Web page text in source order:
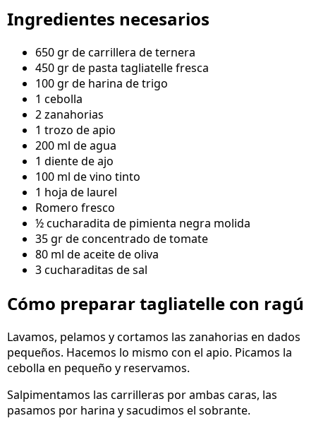
Ingredientes necesarios
650 gr de carrillera de ternera
450 gr de pasta tagliatelle fresca
100 gr de harina de trigo
1 cebolla
2 zanahorias
1 trozo de apio
200 ml de agua
1 diente de ajo
100 ml de vino tinto
1 hoja de laurel
Romero fresco
½ cucharadita de pimienta negra molida
35 gr de concentrado de tomate
80 ml de aceite de oliva
3 cucharaditas de sal
Cómo preparar tagliatelle con ragú
Lavamos, pelamos y cortamos las zanahorias en dados
pequeños. Hacemos lo mismo con el apio. Picamos la
cebolla en pequeño y reservamos.
Salpimentamos las carrilleras por ambas caras, las
pasamos por harina y sacudimos el sobrante.